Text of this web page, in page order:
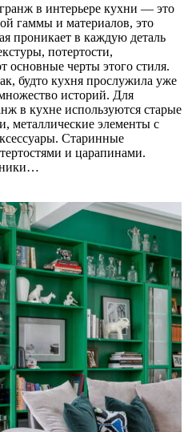
в интерьере кухни — это
гаммы и материалов, это
проникает в каждую деталь
потертости,
основные черты этого стиля.
будто кухня прослужила уже
историй. Для
в кухне используются старые
металлические элементы с
Старинные
и царапинами.